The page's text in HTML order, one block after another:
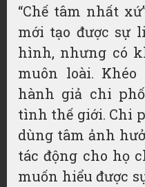
“Chế tâm nhất
mới tạo được sự
hình, nhưng có
muôn loài.
hành giả chi
tình thế giới. Chi
dùng tâm ảnh
tác động cho họ
muốn hiểu được